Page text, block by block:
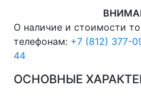
О наличие и стоимости
телефонам: +7 (812) 377-
44
ОСНОВНЫЕ